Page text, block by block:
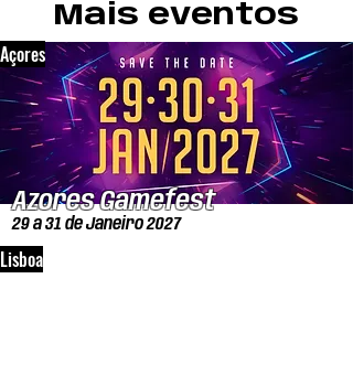
Mais eventos
29 a 31 de Janeiro 2027
Azores Gamefest
Açores
Lisboa